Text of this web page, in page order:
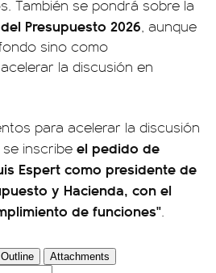
También se pondrá sobre la
Presupuesto 2026, aunque
sino como
la discusión en
para acelerar la discusión
inscribe el pedido de
Espert como presidente de
y Hacienda, con el
de funciones".